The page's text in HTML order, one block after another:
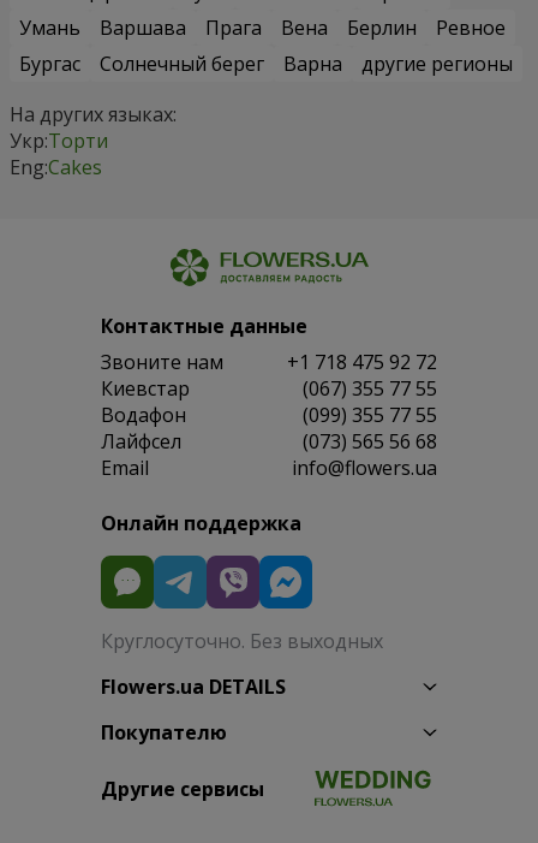
Умань
Варшава Прага Вена Берлин
Ревное
Бургас
Солнечный берег Варна
другие регионы
На других языках:
Укр:Торти
Eng:Cakes
Контактные данные
Звоните нам
+1 718 475 92 72
Киевстар
(067) 355 77 55
Водафон
(099) 355 77 55
Лайфсел
(073) 565 56 68
Email
info@flowers.ua
Онлайн поддержка
Круглосуточно. Без выходных
Flowers.ua DETAILS
Покупателю
Другие сервисы